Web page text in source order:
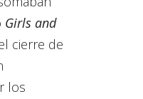
Girls and
cierre de
los